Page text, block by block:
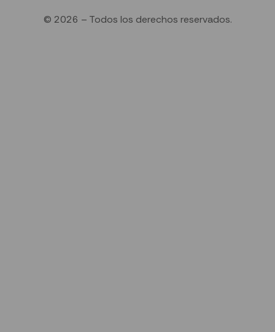
© 2026 – Todos los derechos reservados.